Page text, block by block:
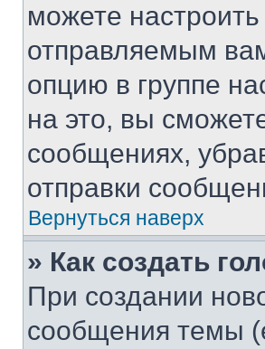
можете
отправляемым
опцию в группе
на это, вы
сообщениях,
отправки
Вернуться наверх
» Как создать
При создании
сообщения темы